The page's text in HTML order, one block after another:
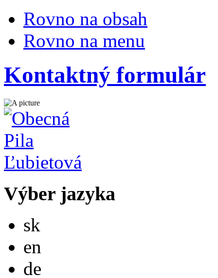
Rovno na obsah
Rovno na menu
Kontaktný formulár
Výber jazyka
sk
en
de